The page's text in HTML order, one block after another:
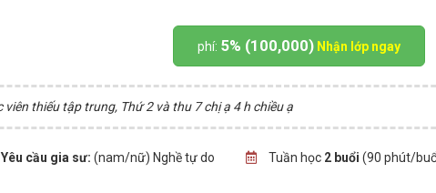
phí: 5% (100,000) Nhận lớp ngay
thiếu tập trung, Thứ 2 và thu 7 chị ạ 4 h chiều ạ
Yêu cầu gia sư: (nam/nữ) Nghề tự do Tuần học 2 buổi (90 phút/